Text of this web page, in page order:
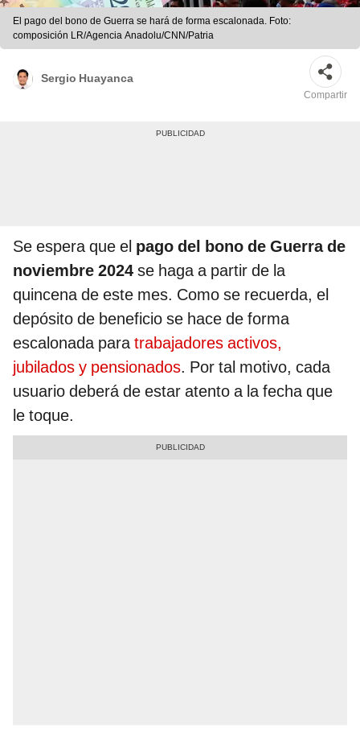
El pago del bono de Guerra se hará de forma escalonada. Foto:
composición LR/Agencia Anadolu/CNN/Patria
Sergio Huayanca
Compartir
Se espera que el pago del bono de Guerra de
noviembre 2024 se haga a partir de la
quincena de este mes. Como se recuerda, el
depósito de beneficio se hace de forma
escalonada paratrabajadores activos,
jubilados y pensionados. Por tal motivo, cada
usuario deberá de estar atento a la fecha que
le toque.